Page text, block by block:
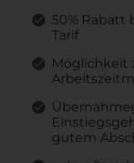
50% Rabatt
Tarif
Möglichkeit
gutem